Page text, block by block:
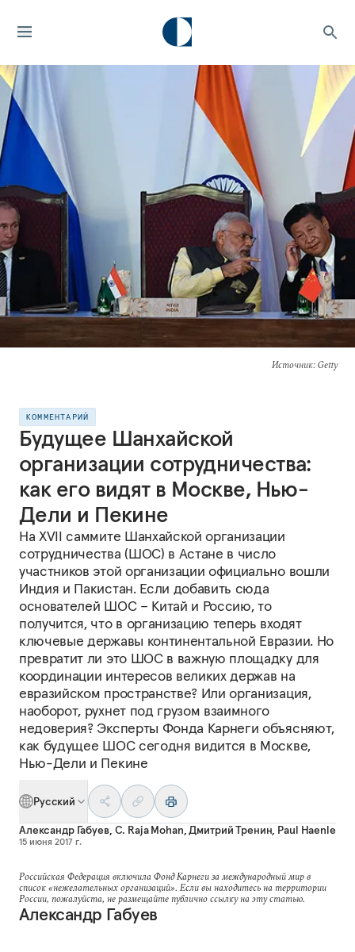
Источник: Getty
КОММЕНТАРИЙ
Будущее Шанхайской
организации сотрудничества:
как его видят в Москве, Нью-
Дели и Пекине
На XVII саммите Шанхайской организации
сотрудничества (ШОС) в Астане в число
участников этой организации официально вошли
Индия и Пакистан. Если добавить сюда
основателей ШОС – Китай и Россию, то
получится, что в организацию теперь входят
ключевые державы континентальной Евразии. Но
превратит ли это ШОС в важную площадку для
координации интересов великих держав на
евразийском пространстве? Или организация,
наоборот, рухнет под грузом взаимного
недоверия? Эксперты Фонда Карнеги объясняют,
как будущее ШОС сегодня видится в Москве,
Нью-Дели и Пекине
Русский
Александр Габуев, C. Raja Mohan,Дмитрий Тренин, Paul Haenle
15 июня 2017 г.
Российская Федерация включила Фонд Карнеги за международный мир в
список «нежелательных организаций». Если вы находитесь на территории
России, пожалуйста, не размещайте публично ссылку на эту статью.
Александр Габуев